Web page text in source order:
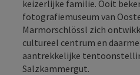
keizerlijke familie. Ooit
fotografiemuseum van
Marmorschlössl zich
cultureel centrum en
aantrekkelijke
Salzkammergut.